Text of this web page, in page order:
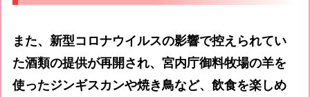
また、新型コロナウイルスの影響で控えられてい
た酒類の提供が再開され、宮内庁御料牧場の羊を
使ったジンギスカンや焼き鳥など、飲食を楽しめ